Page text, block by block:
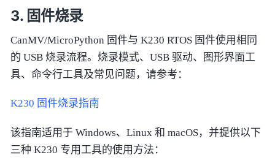
固件烧录
CanMV/MicroPython 固件与 K230 RTOS 固件使用相同
的 USB 烧录流程。烧录模式、USB 驱动、图形界面工
具、命令行工具及常见问题，请参考：
K230 固件烧录指南
该指南适用于 Windows、Linux 和 macOS，并提供以下
三种 K230 专用工具的使用方法：